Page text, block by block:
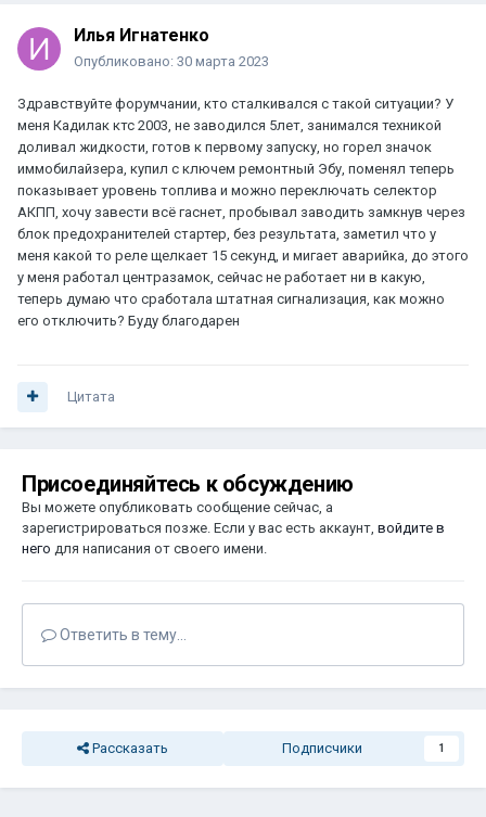
Илья Игнатенко
Опубликовано: 30 марта 2023
Здравствуйте форумчании, кто сталкивался с такой ситуации? У
меня Кадилак ктс 2003, не заводился 5лет, занимался техникой
доливал жидкости, готов к первому запуску, но горел значок
иммобилайзера, купил с ключем ремонтный Эбу, поменял теперь
показывает уровень топлива и можно переключать селектор
АКПП, хочу завести всё гаснет, пробывал заводить замкнув через
блок предохранителей стартер, без результата, заметил что у
меня какой то реле щелкает 15 секунд, и мигает аварийка, до этого
у меня работал центразамок, сейчас не работает ни в какую,
теперь думаю что сработала штатная сигнализация, как можно
его отключить? Буду благодарен
Цитата
Присоединяйтесь к обсуждению
Вы можете опубликовать сообщение сейчас, а
зарегистрироваться позже. Если у вас есть аккаунт, войдите в
него для написания от своего имени.
Ответить в тему...
Рассказать Подписчики 1